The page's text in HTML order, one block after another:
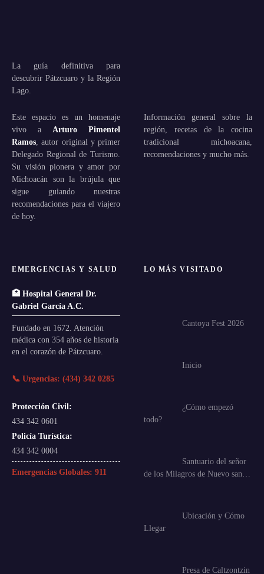
La guía definitiva para
descubrir Pátzcuaro y la Región
Lago.
Este espacio es un homenaje
vivo a Arturo Pimentel
Ramos , autor original y primer
Delegado Regional de Turismo.
Su visión pionera y amor por
Michoacán son la brújula que
sigue guiando nuestras
recomendaciones para el viajero
de hoy.
Información general sobre la
región, recetas de la cocina
tradicional michoacana,
recomendaciones y mucho más.
EMERGENCIAS Y SALUD
🏥 Hospital General Dr.
Gabriel García A.C.
Fundado en 1672. Atención
médica con 354 años de historia
en el corazón de Pátzcuaro.
📞 Urgencias: (434) 342 0285
Protección Civil:
434 342 0601
Policía Turística:
434 342 0004
Emergencias Globales: 911
LO MÁS VISITADO
Cantoya Fest 2026
Inicio
¿Cómo empezó
todo?
Santuario del señor
de los Milagros de Nuevo san…
Ubicación y Cómo
Llegar
Presa de Caltzontzin